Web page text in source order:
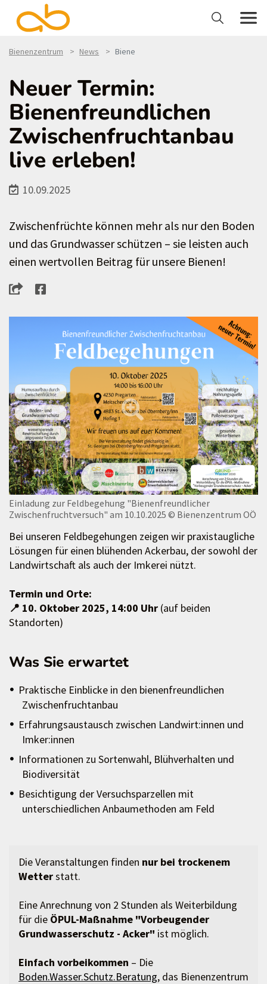
Bienenzentrum News Biene
Neuer Termin:
Bienenfreundlichen
Zwischenfruchtanbau
live erleben!
10.09.2025
Zwischenfrüchte können mehr als nur den Boden
und das Grundwasser schützen – sie leisten auch
einen wertvollen Beitrag für unsere Bienen!
Einladung zur Feldbegehung "Bienenfreundlicher
Zwischenfruchtversuch" am 10.10.2025 © Bienenzentrum OÖ
Bei unseren Feldbegehungen zeigen wir praxistaugliche
Lösungen für einen blühenden Ackerbau, der sowohl der
Landwirtschaft als auch der Imkerei nützt.
Termin und Orte:
📍 10. Oktober 2025, 14:00 Uhr (auf beiden
Standorten)
Was Sie erwartet
Praktische Einblicke in den bienenfreundlichen
Zwischenfruchtanbau
Erfahrungsaustausch zwischen Landwirt:innen und
Imker:innen
Informationen zu Sortenwahl, Blühverhalten und
Biodiversität
Besichtigung der Versuchsparzellen mit
unterschiedlichen Anbaumethoden am Feld
Die Veranstaltungen finden nur bei trockenem
Wetterstatt.
Eine Anrechnung von 2 Stunden als Weiterbildung
für die ÖPUL-Maßnahme "Vorbeugender
Grundwasserschutz - Acker" ist möglich.
Einfach vorbeikommen – Die
Boden.Wasser.Schutz.Beratung, das Bienenzentrum